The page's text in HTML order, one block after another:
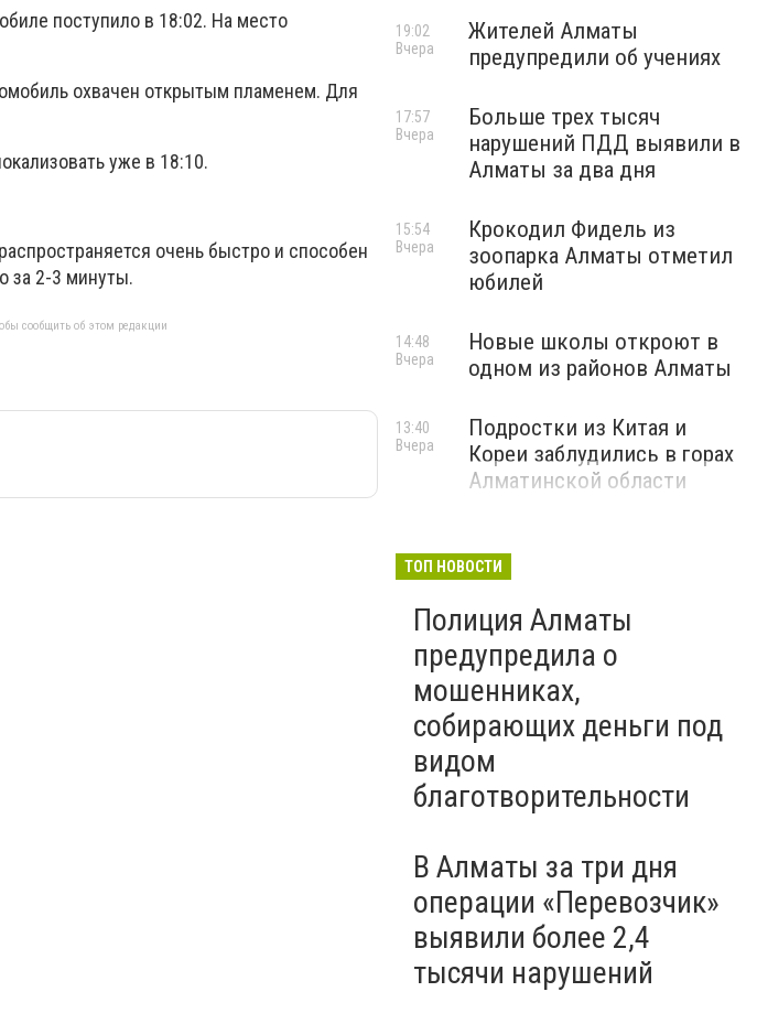
поступило в 18:02. На место
охвачен открытым пламенем. Для
уже в 18:10.
очень быстро и способен
за 2-3 минуты.
сообщить об этом редакции
Жителей Алматы
предупредили об учениях
19:02
Вчера
Больше трех тысяч
нарушений ПДД выявили в
Алматы за два дня
17:57
Вчера
Крокодил Фидель из
зоопарка Алматы отметил
юбилей
15:54
Вчера
Новые школы откроют в
одном из районов Алматы
14:48
Вчера
Подростки из Китая и
Кореи заблудились в горах
Алматинской области
13:40
Вчера
ТОП НОВОСТИ
Полиция Алматы
предупредила о
мошенниках,
собирающих деньги под
видом
благотворительности
В Алматы за три дня
операции «Перевозчик»
выявили более 2,4
тысячи нарушений